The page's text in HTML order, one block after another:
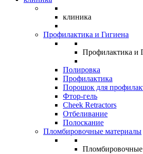
клиника
Профилактика и Гигиена
Профилактика и
Полировка
Профилактика
Порошок для
Фтор-гель
Cheek Retractors
Отбеливание
Полоскание
Пломбировочные материалы